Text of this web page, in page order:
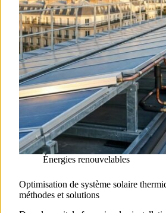
Énergies renouvelables
Optimisation de système solaire
méthodes et solutions